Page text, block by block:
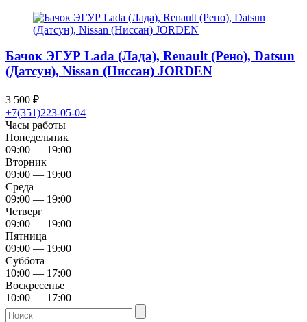
Бачок ЭГУР Lada (Лада), Renault (Рено), Datsun
(Датсун), Nissan (Ниссан) JORDEN
3 500 ₽
+7(351)223-05-04
Часы работы
Понедельник
09:00 — 19:00
Вторник
09:00 — 19:00
Среда
09:00 — 19:00
Четверг
09:00 — 19:00
Пятница
09:00 — 19:00
Суббота
10:00 — 17:00
Воскресенье
10:00 — 17:00